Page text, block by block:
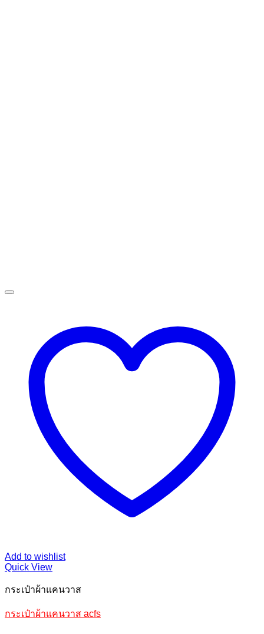
Add to wishlist
Quick View
กระเป๋าผ้าแคนวาส
กระเป๋าผ้าแคนวาส acfs